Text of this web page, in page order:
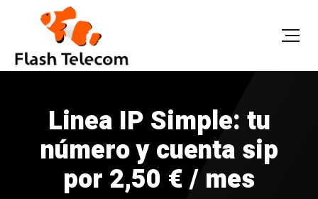
Linea IP Simple: tu
número y cuenta sip
por 2,50 € / mes